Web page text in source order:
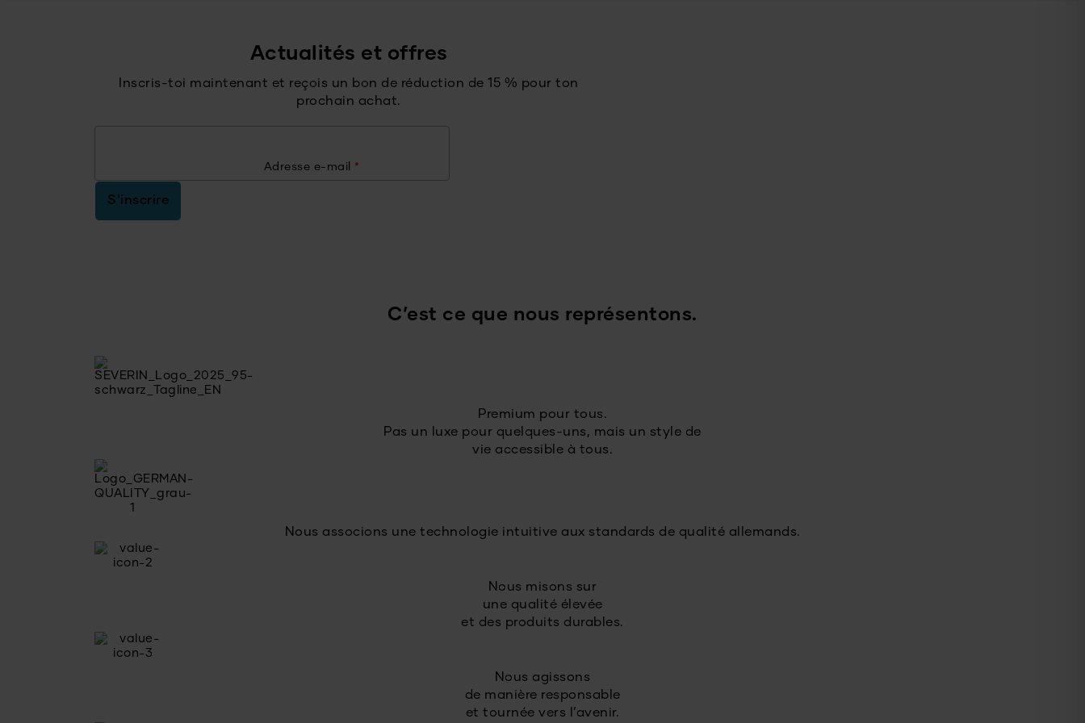
Actualités et offres
Inscris-toi maintenant et reçois un bon de réduction de 15 % pour ton
prochain achat.
Adresse e-mail *
S'inscrire
C’est ce que nous représentons.
Premium pour tous.
Pas un luxe pour quelques-uns, mais un style de
vie accessible à tous.
Nous associons une technologie intuitive aux standards de qualité allemands.
Nous misons sur
une qualité élevée
et des produits durables.
Nous agissons
de manière responsable
et tournée vers l’avenir.